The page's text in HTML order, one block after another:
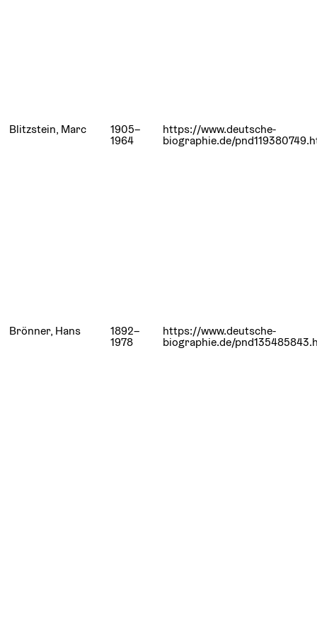
Blitzstein, Marc 1905–
1964
https://www.deutsche-
biographie.de/
Brönner, Hans 1892–
1978
https://www.deutsche-
biographie.de/